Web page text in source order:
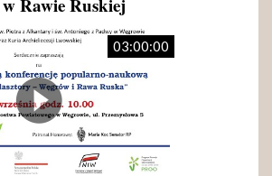
Rawie Ruskiej
03:00:00